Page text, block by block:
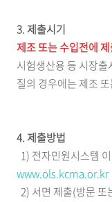
3. 제출시기
제조 또는 수입전에
시험생산용 등 시장
질의 경우에는 제조
4. 제출방법
1) 전자민원시스템
www.ols.kcma.or.kr
2) 서면 제출(방문